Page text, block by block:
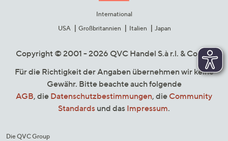
International
USA
Großbritannien Italien Japan
Copyright © 2001 - 2026 QVC Handel S.à r.l. & Co. KG
Für die Richtigkeit der Angaben übernehmen wir keine
Gewähr. Bitte beachte auch folgende
AGB, die Datenschutzbestimmungen, die Community
Standards und das Impressum.
Die QVC Group